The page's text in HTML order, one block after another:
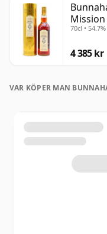
Mission
1997 21
70cl • 54.7%
4 385 kr
VAR KÖPER MAN